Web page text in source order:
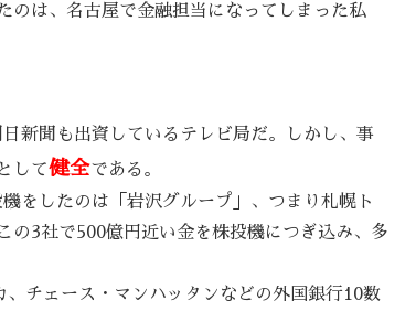
のは、名古屋で金融担当になってしまった私
新聞も出資しているテレビ局だ。しかし、事
して健全である。
をしたのは「岩沢グループ」、つまり札幌ト
の3社で500億円近い金を株投機につぎ込み、多
チェース・マンハッタンなどの外国銀行10数